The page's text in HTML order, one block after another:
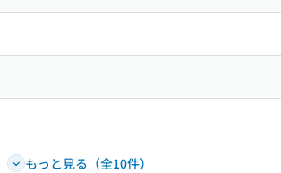
もっと見る（全10件）